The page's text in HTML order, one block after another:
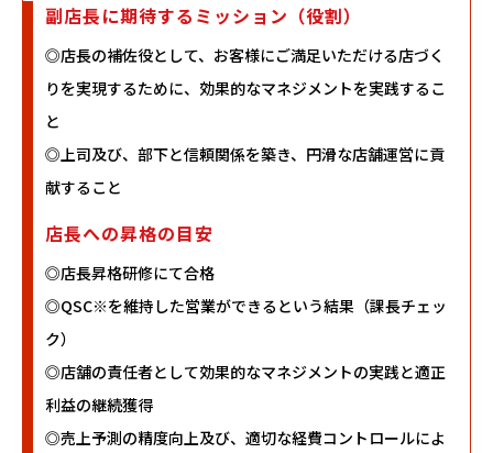
副店長に期待するミッション（役割）
◎店長の補佐役として、お客様にご満足いただける店づく
りを実現するために、効果的なマネジメントを実践するこ
と
◎上司及び、部下と信頼関係を築き、円滑な店舗運営に貢
献すること
店長への昇格の目安
◎店長昇格研修にて合格
◎QSC※を維持した営業ができるという結果（課長チェッ
ク）
◎店舗の責任者として効果的なマネジメントの実践と適正
利益の継続獲得
◎売上予測の精度向上及び、適切な経費コントロールによ